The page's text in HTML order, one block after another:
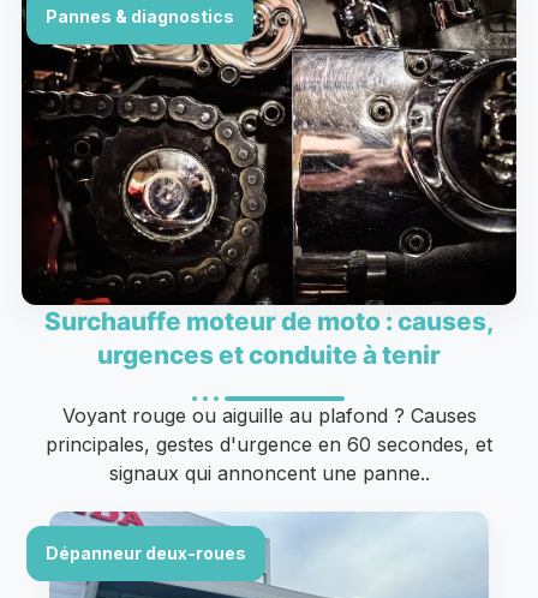
Pannes & diagnostics
Surchauffe moteur de moto : causes,
urgences et conduite à tenir
Voyant rouge ou aiguille au plafond ? Causes
principales, gestes d'urgence en 60 secondes, et
signaux qui annoncent une panne..
Dépanneur deux-roues